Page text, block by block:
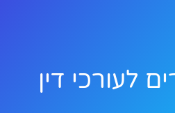
לעורכי דין